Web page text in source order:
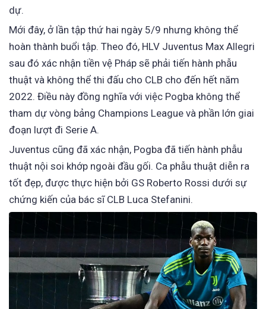
dự.
Mới đây, ở lần tập thứ hai ngày 5/9 nhưng không thể
hoàn thành buổi tập. Theo đó, HLV Juventus Max Allegri
sau đó xác nhận tiền vệ Pháp sẽ phải tiến hành phẫu
thuật và không thể thi đấu cho CLB cho đến hết năm
2022. Điều này đồng nghĩa với việc Pogba không thể
tham dự vòng bảng Champions League và phần lớn giai
đoạn lượt đi Serie A.
Juventus cũng đã xác nhận, Pogba đã tiến hành phẫu
thuật nội soi khớp ngoài đầu gối. Ca phẫu thuật diễn ra
tốt đẹp, được thực hiện bởi GS Roberto Rossi dưới sự
chứng kiến của bác sĩ CLB Luca Stefanini.